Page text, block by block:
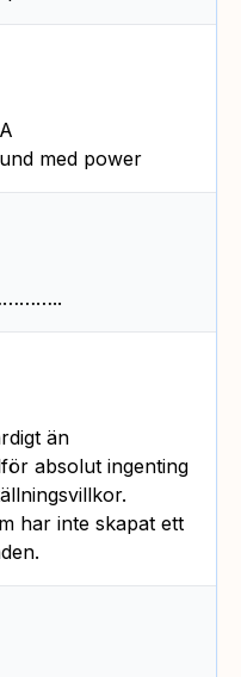
med power
än
absolut ingenting
har inte skapat ett